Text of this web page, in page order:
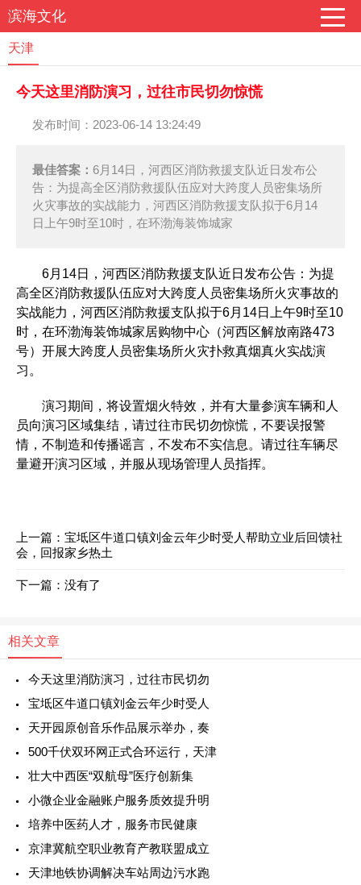
滨海文化
天津
今天这里消防演习，过往市民切勿惊慌
发布时间：2023-06-14 13:24:49
最佳答案： 6月14日，河西区消防救援支队近日发布公
告：为提高全区消防救援队伍应对大跨度人员密集场所
火灾事故的实战能力，河西区消防救援支队拟于6月14
日上午9时至10时，在环渤海装饰城家
6月14日，河西区消防救援支队近日发布公告：为提
高全区消防救援队伍应对大跨度人员密集场所火灾事故的
实战能力，河西区消防救援支队拟于6月14日上午9时至10
时，在环渤海装饰城家居购物中心（河西区解放南路473
号）开展大跨度人员密集场所火灾扑救真烟真火实战演
习。
演习期间，将设置烟火特效，并有大量参演车辆和人
员向演习区域集结，请过往市民切勿惊慌，不要误报警
情，不制造和传播谣言，不发布不实信息。请过往车辆尽
量避开演习区域，并服从现场管理人员指挥。
上一篇： 宝坻区牛道口镇刘金云年少时受人帮助立业后回馈社
会，回报家乡热土
下一篇：没有了
相关文章
今天这里消防演习，过往市民切勿
宝坻区牛道口镇刘金云年少时受人
天开园原创音乐作品展示举办，奏
500千伏双环网正式合环运行，天津
壮大中西医“双航母”医疗创新集
小微企业金融账户服务质效提升明
培养中医药人才，服务市民健康
京津冀航空职业教育产教联盟成立
天津地铁协调解决车站周边污水跑